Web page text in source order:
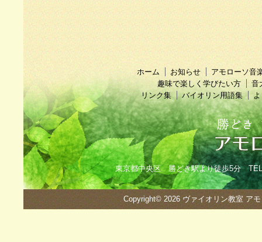
ホーム お知らせ
アモローソ音
趣味で楽しく学びたい方
音
リンク集
バイオリン用語集
東京都中央区 勝どき駅より徒歩5分
Copyright© 2026 ヴァイオリン教室 ア